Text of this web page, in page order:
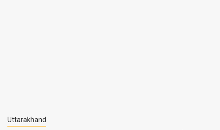
Uttarakhand